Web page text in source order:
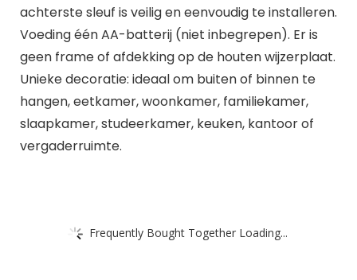
achterste sleuf is veilig en eenvoudig te installeren.
Voeding één AA-batterij (niet inbegrepen). Er is
geen frame of afdekking op de houten wijzerplaat.
Unieke decoratie: ideaal om buiten of binnen te
hangen, eetkamer, woonkamer, familiekamer,
slaapkamer, studeerkamer, keuken, kantoor of
vergaderruimte.
Frequently Bought Together Loading...